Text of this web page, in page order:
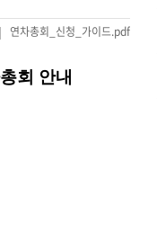
연차총회_신청_가이드.pdf
회 안내